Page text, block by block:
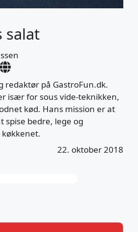
salat
redaktør på GastroFun.dk.
især for sous vide-teknikken,
kød. Hans mission er at
spise bedre, lege og
22. oktober 2018